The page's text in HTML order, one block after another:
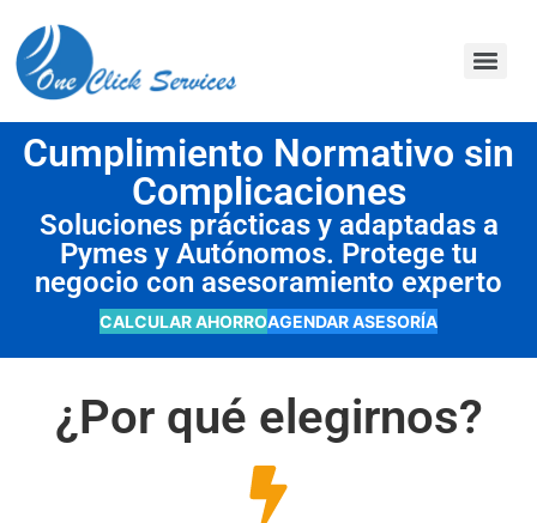
Cumplimiento Normativo sin
Complicaciones
Soluciones prácticas y adaptadas a
Pymes y Autónomos. Protege tu
negocio con asesoramiento experto
CALCULAR AHORROAGENDAR ASESORÍA
¿Por qué elegirnos?